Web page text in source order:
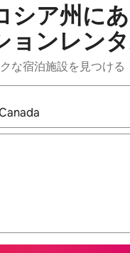
シア州に
ョンレン
な宿泊施設を見つける
れたら、上下の矢印キー